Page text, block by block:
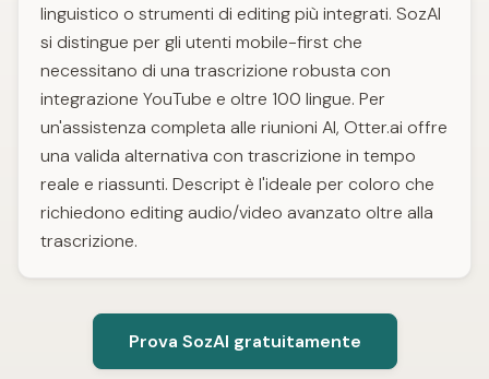
linguistico o strumenti di editing più integrati. SozAI
si distingue per gli utenti mobile-first che
necessitano di una trascrizione robusta con
integrazione YouTube e oltre 100 lingue. Per
un'assistenza completa alle riunioni AI, Otter.ai offre
una valida alternativa con trascrizione in tempo
reale e riassunti. Descript è l'ideale per coloro che
richiedono editing audio/video avanzato oltre alla
trascrizione.
Prova SozAI gratuitamente